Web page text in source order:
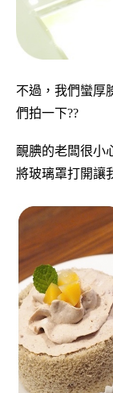
不過，我們蠻厚
們拍一下??
靦腆的老闆很小
將玻璃罩打開讓